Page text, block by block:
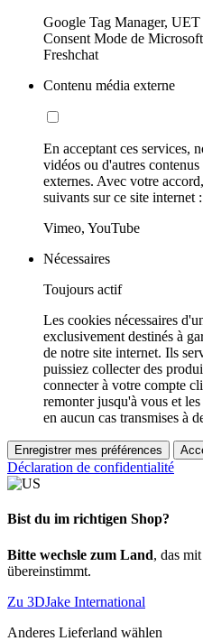
Google Tag Manager,
Consent Mode de
Freshchat
Contenu média externe
En acceptant ces services,
vidéos ou d'autres
externes. Avec votre
suivants sur ce site internet :
Vimeo, YouTube
Nécessaires
Toujours actif
Les cookies nécessaires
exclusivement destinés à
de notre site internet. Ils
puissiez collecter des
connecter à votre compte
remonter jusqu'à vous et
en aucun cas transmises à
Enregistrer mes préférences
Déclaration de confidentialité
Bist du im richtigen Shop?
Bitte wechsle zum Land, das
übereinstimmt.
Zu 3DJake International
Anderes Lieferland wählen